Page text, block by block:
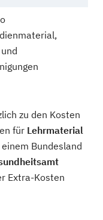
zu den Kosten
für Lehrmaterial
Bundesland
Extra-Kosten